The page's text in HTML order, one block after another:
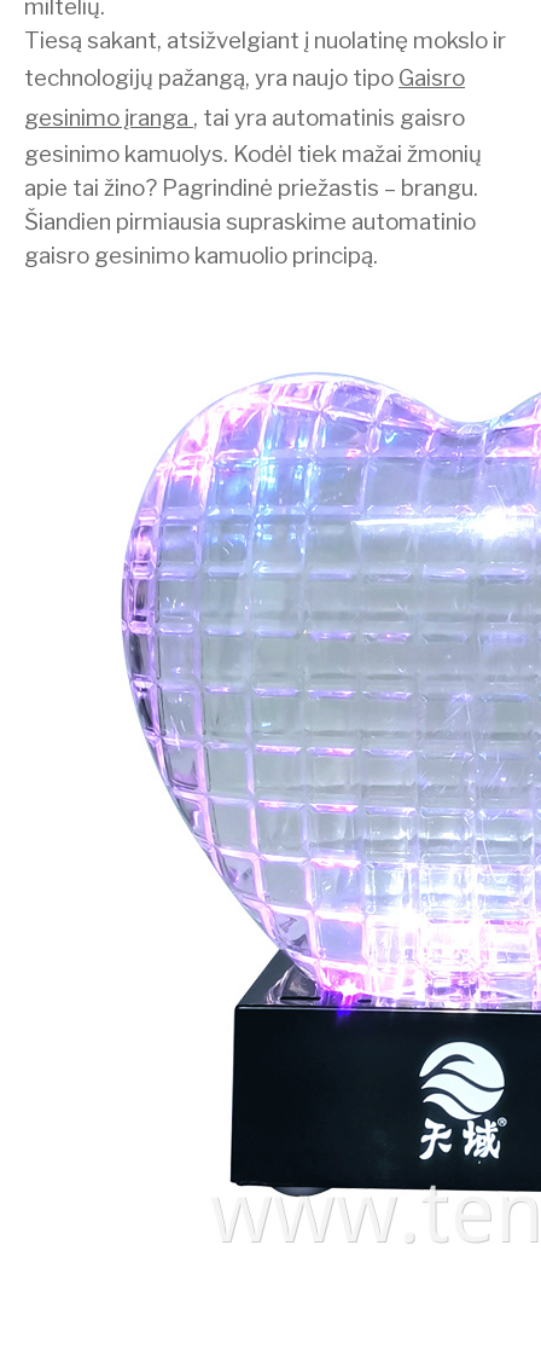
miltelių.
Tiesą sakant, atsižvelgiant į nuolatinę mokslo ir
technologijų pažangą, yra naujo tipo Gaisro
gesinimo įranga , tai yra automatinis gaisro
gesinimo kamuolys. Kodėl tiek mažai žmonių
apie tai žino? Pagrindinė priežastis – brangu.
Šiandien pirmiausia supraskime automatinio
gaisro gesinimo kamuolio principą.